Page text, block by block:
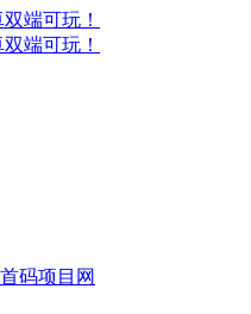
端可玩！
端可玩！